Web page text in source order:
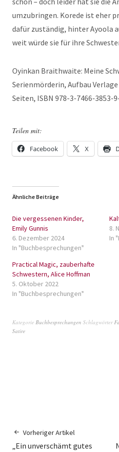
umzubringen. Korede ist eher
dafür zuständig, hinter Ayoola
weit würde sie für ihre
Oyinkan Braithwaite: Meine
Serienmörderin, Aufbau
Seiten, ISBN 978-3-7466-3853-
Teilen mit:
Facebook X
Ähnliche Beiträge
Die vergessenen Kinder,
Emily Gunnis
6. Dezember 2024
In "Buchbesprechungen"
8.
In
Practical Magic, zauberhafte
Schwestern, Alice Hoffman
5. Oktober 2022
In "Buchbesprechungen"
Kategorie Buchbesprechungen Schlagwörter
Satire
Vorheriger Artikel
„Ein unverschämt gutes